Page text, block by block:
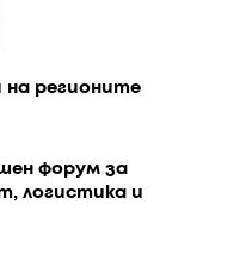
на регионите
форум за
логистика и